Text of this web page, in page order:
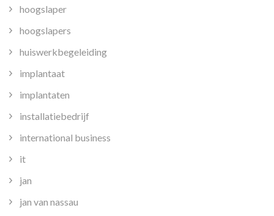
hoogslaper
hoogslapers
huiswerkbegeleiding
implantaat
implantaten
installatiebedrijf
international business
it
jan
jan van nassau